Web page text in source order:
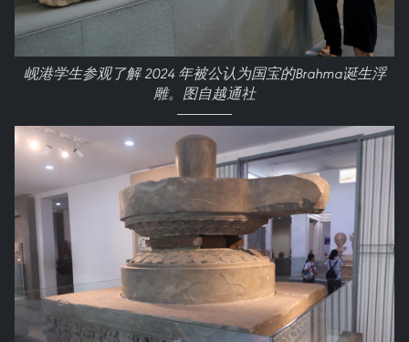
岘港学生参观了解 2024 年被公认为国宝的Brahma诞生浮
雕。图自越通社